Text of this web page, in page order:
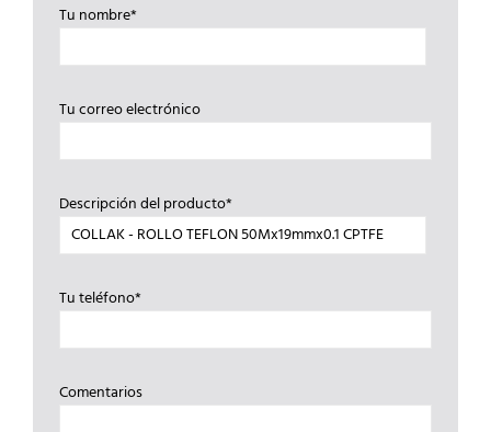
Tu nombre*
Tu correo electrónico
Descripción del producto*
Tu teléfono*
Comentarios